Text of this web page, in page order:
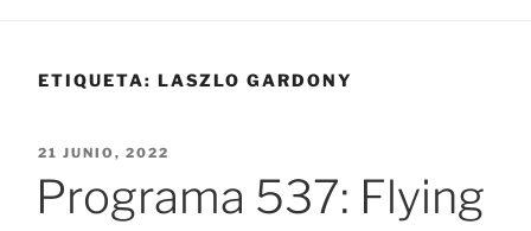
ETIQUETA: LASZLO GARDONY
PUBLICADO
21 JUNIO, 2022
Programa 537: Flying